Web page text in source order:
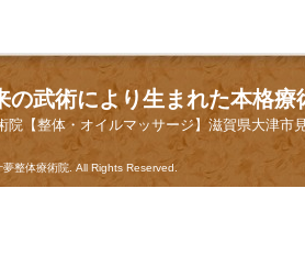
の武術により生まれた本格療
院【整体・オイルマッサージ】滋賀県大津
整体療術院. All Rights Reserved.